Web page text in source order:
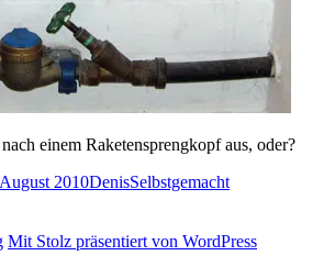
einem Raketensprengkopf aus, oder?
2010Autor
DenisKategorien
Selbstgemacht
Mit Stolz präsentiert von WordPress